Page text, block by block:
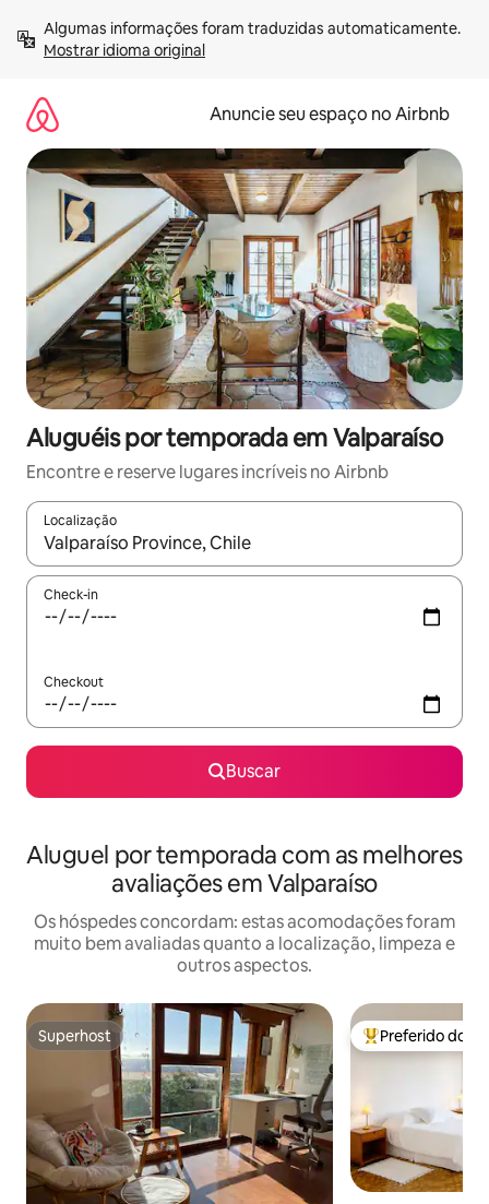
para
Mostrar idioma original
Anuncie seu espaço no Airbnb
Aluguéis por temporada em Valparaíso
Encontre e reserve lugares incríveis no Airbnb
Localização
Quando os resultados estiverem disponíveis, explore-os
Check-in
Checkout
Buscar
Aluguel por temporada com as melhores
avaliações em Valparaíso
Os hóspedes concordam: estas acomodações foram
muito bem avaliadas quanto a localização, limpeza e
outros aspectos.
Superhost
Superhost Entre os
Preferido dos